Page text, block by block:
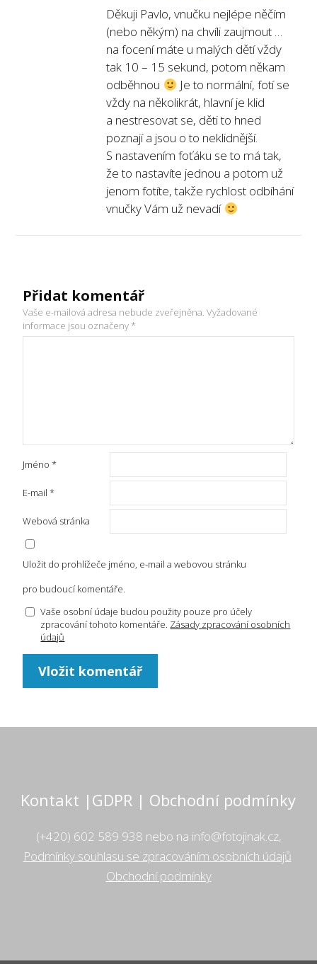
Děkuji Pavlo, vnučku nejlépe něčím
(nebo někým) na chvíli zaujmout …
na focení máte u malých dětí vždy
tak 10 – 15 sekund, potom někam
odběhnou
Je to normální, fotí se
vždy na několikrát, hlavní je klid
a nestresovat se, děti to hned
poznají a jsou o to neklidnější.
S nastavením foťáku se to má tak,
že to nastavíte jednou a potom už
jenom fotíte, takže rychlost odbíhání
vnučky Vám už nevadí
Přidat komentář
Vaše e-mailová adresa nebude zveřejněna. Vyžadované
informace jsou označeny*
Jméno*
E-mail*
Webová stránka
Uložit do prohlížeče jméno, e-mail a webovou stránku
pro budoucí komentáře.
Vaše osobní údaje budou použity pouze pro účely
zpracování tohoto komentáře. Zásady zpracování osobních
údajů
Kontakt |GDPR | Obchodní podmínky
(+420) 602 589 938 nebo na info@fotojinak.cz,
Podmínky souhlasu se zpracováním osobních údajů
Obchodní podmínky